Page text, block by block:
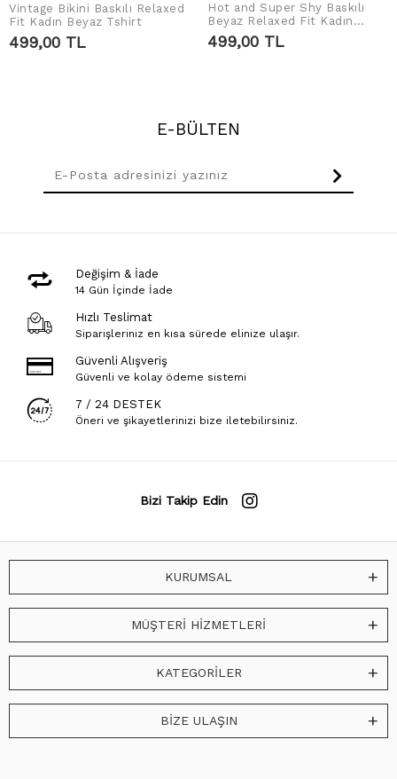
SEPETE EKLE
Vintage Bikini Baskılı Relaxed
Fit Kadın Beyaz Tshirt
499,00 TL
SEPETE EKLE
Hot and Super Shy Baskılı
Beyaz Relaxed Fit Kadın
Tshirt
499,00 TL
E-BÜLTEN
Değişim & İade
14 Gün İçinde İade
Hızlı Teslimat
Siparişleriniz en kısa sürede elinize ulaşır.
Güvenli Alışveriş
Güvenli ve kolay ödeme sistemi
7 / 24 DESTEK
Öneri ve şikayetlerinizi bize iletebilirsiniz.
Bizi Takip Edin
KURUMSAL
MÜŞTERİ HİZMETLERİ
KATEGORİLER
BİZE ULAŞIN